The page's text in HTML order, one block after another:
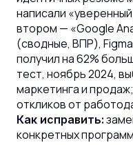
написали
втором — «Google
(сводные, ВПР),
получил на 62%
тест, ноябрь 2024,
маркетинга и
откликов от
Как исправить:
конкретных